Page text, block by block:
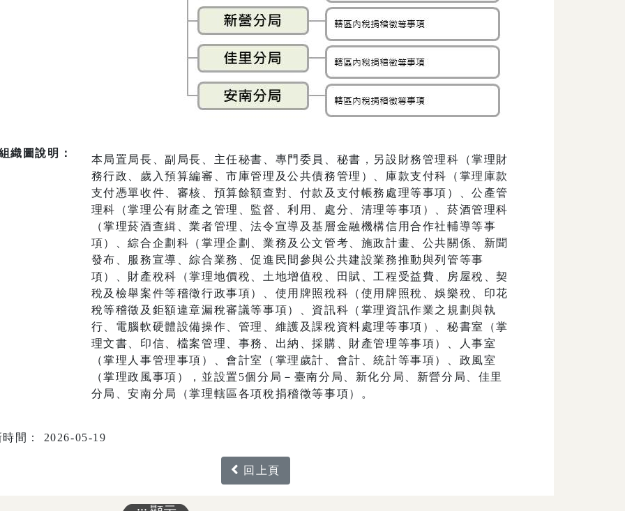
織圖說明：
本局置局長、副局長、主任秘書、專門委員、秘書，另設財務管理科（掌理財
務行政、歲入預算編審、市庫管理及公共債務管理）、庫款支付科（掌理庫款
支付憑單收件、審核、預算餘額查對、付款及支付帳務處理等事項）、公產管
理科（掌理公有財產之管理、監督、利用、處分、清理等事項）、菸酒管理科
（掌理菸酒查緝、業者管理、法令宣導及基層金融機構信用合作社輔導等事
項）、綜合企劃科（掌理企劃、業務及公文管考、施政計畫、公共關係、新聞
發布、服務宣導、綜合業務、促進民間參與公共建設業務推動與列管等事
項）、財產稅科（掌理地價稅、土地增值稅、田賦、工程受益費、房屋稅、契
稅及檢舉案件等稽徵行政事項）、使用牌照稅科（使用牌照稅、娛樂稅、印花
稅等稽徵及鉅額違章漏稅審議等事項）、資訊科（掌理資訊作業之規劃與執
行、電腦軟硬體設備操作、管理、維護及課稅資料處理等事項）、秘書室（掌
理文書、印信、檔案管理、事務、出納、採購、財產管理等事項）、人事室
（掌理人事管理事項）、會計室（掌理歲計、會計、統計等事項）、政風室
（掌理政風事項），並設置5個分局－臺南分局、新化分局、新營分局、佳里
分局、安南分局（掌理轄區各項稅捐稽徵等事項）。
時間： 2026-05-19
回上頁